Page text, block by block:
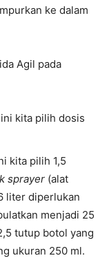
ke dalam
Agil pada
kita pilih dosis
kita pilih 1,5
sprayer (alat
liter diperlukan
menjadi 25
tutup botol yang
ukuran 250 ml.